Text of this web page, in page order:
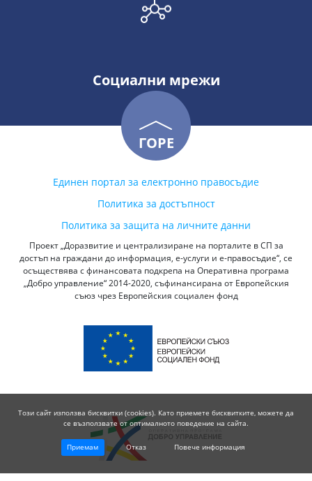
Социални мрежи
ГОРЕ
Единен портал за електронно правосъдие
Политика за достъпност
Политика за защита на личните данни
Проект „Доразвитие и централизиране на порталите в СП за
достъп на граждани до информация, е-услуги и е-правосъдие“, се
осъществява с финансовата подкрепа на Оперативна програма
„Добро управление“ 2014-2020, съфинансирана от Европейския
съюз чрез Европейския социален фонд
Този сайт използва бисквитки (cookies). Като приемете бисквитките, можете да
се възползвате от оптималното поведение на сайта.
Приемам Отказ Повече информация